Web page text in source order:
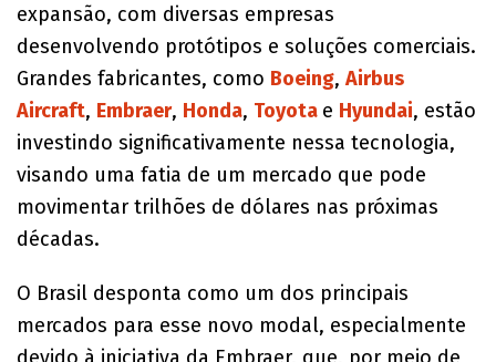
expansão, com diversas empresas
desenvolvendo protótipos e soluções comerciais.
Grandes fabricantes, como Boeing, Airbus
Aircraft, Embraer, Honda, Toyota e Hyundai, estão
investindo significativamente nessa tecnologia,
visando uma fatia de um mercado que pode
movimentar trilhões de dólares nas próximas
décadas.
O Brasil desponta como um dos principais
mercados para esse novo modal, especialmente